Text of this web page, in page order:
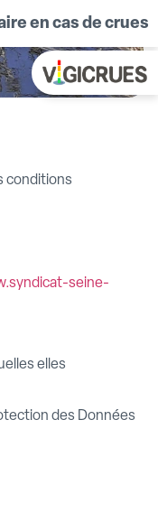
conditions
seine-
elles
des Données
en cas de crues